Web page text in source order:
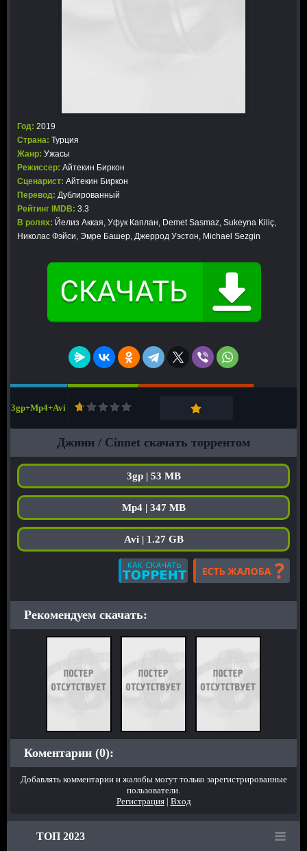
Год: 2019
Страна: Турция
Жанр: Ужасы
Режиссер: Айтекин Биркон
Сценарист: Айтекин Биркон
Перевод: Дублированный
Рейтинг IMDB: 3.3
В ролях: Йелиз Аккая, Уфук Каплан, Demet Sasmaz, Sukeyna Kiliç,
Николас Фэйси, Эмре Башер, Джеррод Уэстон, Michael Sezgin
3gp+Mp4+Avi
Джинн / Cinnet скачать торрентом
3gp | 53 MB
Mp4 | 347 MB
Avi | 1.27 GB
Рекомендуем скачать:
Коментарии (0):
Добавлять комментарии и жалобы могут только зарегистрированные
пользователи.
Регистрация| Вход
ТОП 2023